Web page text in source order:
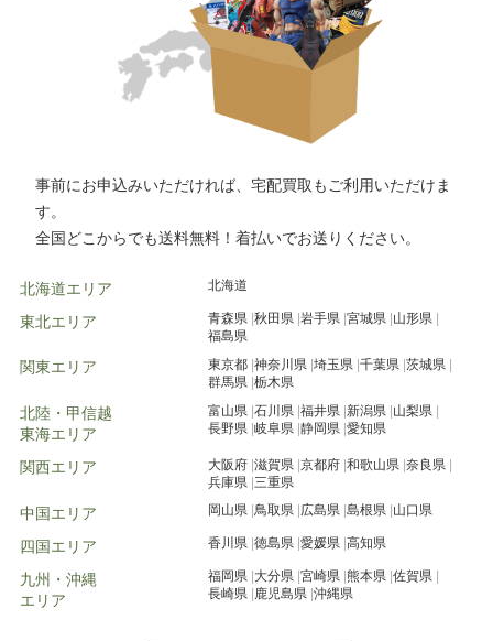
事前にお申込みいただければ、宅配買取もご利用いただけま
す。
全国どこからでも送料無料！着払いでお送りください。
北海道エリア 北海道
東北エリア 青森県 秋田県 岩手県 宮城県 山形県
福島県
関東エリア 東京都 神奈川県 埼玉県 千葉県 茨城県
群馬県 栃木県
北陸・甲信越
東海エリア
富山県 石川県 福井県 新潟県 山梨県
長野県 岐阜県 静岡県 愛知県
関西エリア 大阪府 滋賀県 京都府 和歌山県 奈良県
兵庫県 三重県
中国エリア 岡山県 鳥取県 広島県 島根県 山口県
四国エリア 香川県 徳島県 愛媛県 高知県
九州・沖縄
エリア
福岡県 大分県 宮崎県 熊本県 佐賀県
長崎県 鹿児島県 沖縄県